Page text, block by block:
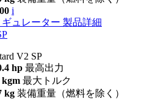
i
ュレーター 製品詳細
V2 SP
hp 最高出力
kgm 最大トルク
kg 装備重量（燃料を除く）